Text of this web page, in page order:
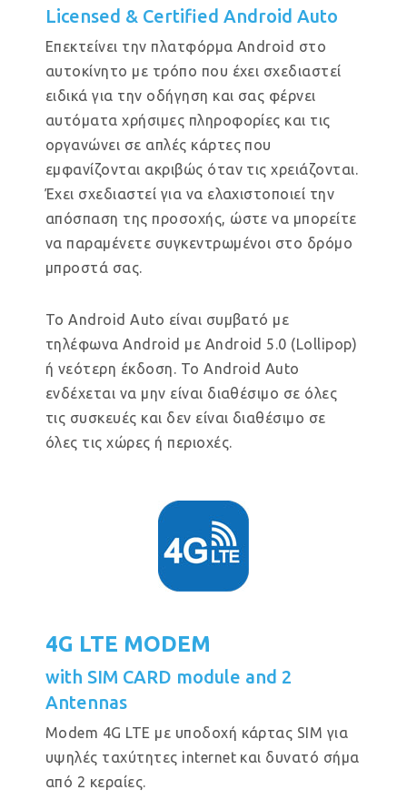
Licensed & Certified Android Auto
Επεκτείνει την πλατφόρμα Android στο
αυτοκίνητο με τρόπο που έχει σχεδιαστεί
ειδικά για την οδήγηση και σας φέρνει
αυτόματα χρήσιμες πληροφορίες και τις
οργανώνει σε απλές κάρτες που
εμφανίζονται ακριβώς όταν τις χρειάζονται.
Έχει σχεδιαστεί για να ελαχιστοποιεί την
απόσπαση της προσοχής, ώστε να μπορείτε
να παραμένετε συγκεντρωμένοι στο δρόμο
μπροστά σας.
Το Android Auto είναι συμβατό με
τηλέφωνα Android με Android 5.0 (Lollipop)
ή νεότερη έκδοση. Το Android Auto
ενδέχεται να μην είναι διαθέσιμο σε όλες
τις συσκευές και δεν είναι διαθέσιμο σε
όλες τις χώρες ή περιοχές.
4G LTE MODEM
with SIM CARD module and 2
Antennas
Modem 4G LTE με υποδοχή κάρτας SIM για
υψηλές ταχύτητες internet και δυνατό σήμα
από 2 κεραίες.